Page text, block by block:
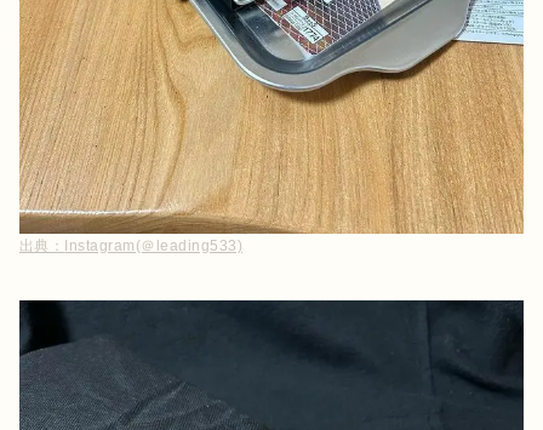
出典： Instagram(＠leading533)